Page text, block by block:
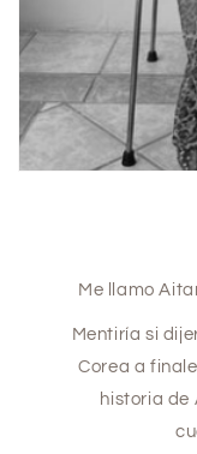
Me llamo
Mentiría si
Corea a
historia de